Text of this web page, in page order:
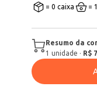
= 0 caixa =
Resumo da
1 unidade · R$